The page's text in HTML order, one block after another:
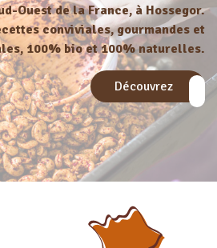
Ouest de la France, à Hossegor.
conviviales, gourmandes et
100% bio et 100% naturelles.
Découvrez